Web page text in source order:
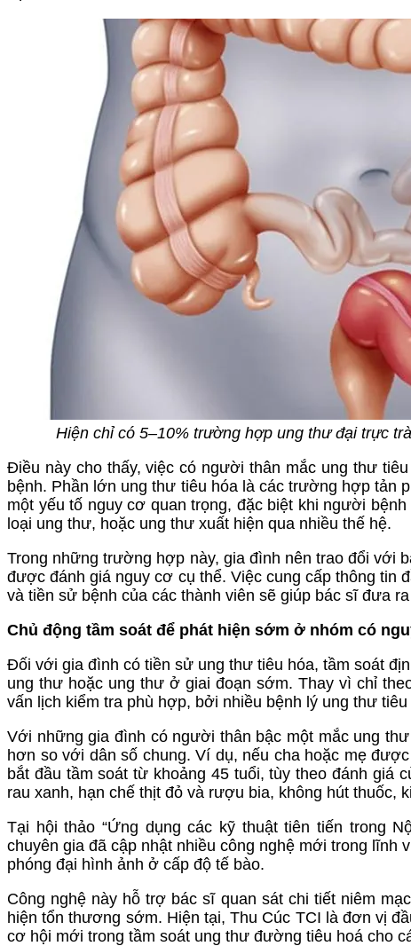
Hiện chỉ có 5–10% trường hợp ung thư đại trực
Điều này cho thấy, việc có người thân mắc ung thư
bệnh. Phần lớn ung thư tiêu hóa là các trường hợp tản
một yếu tố nguy cơ quan trọng, đặc biệt khi người
loại ung thư, hoặc ung thư xuất hiện qua nhiều thế hệ.
Trong những trường hợp này, gia đình nên trao đổi với
được đánh giá nguy cơ cụ thể. Việc cung cấp thông tin
và tiền sử bệnh của các thành viên sẽ giúp bác sĩ đưa
Chủ động tầm soát để phát hiện sớm ở nhóm có
Đối với gia đình có tiền sử ung thư tiêu hóa, tầm soát
ung thư hoặc ung thư ở giai đoạn sớm. Thay vì chỉ
vấn lịch kiểm tra phù hợp, bởi nhiều bệnh lý ung thư
Với những gia đình có người thân bậc một mắc ung
hơn so với dân số chung. Ví dụ, nếu cha hoặc mẹ
bắt đầu tầm soát từ khoảng 45 tuổi, tùy theo đánh giá
rau xanh, hạn chế thịt đỏ và rượu bia, không hút thuốc,
Tại hội thảo “Ứng dụng các kỹ thuật tiên tiến trong
chuyên gia đã cập nhật nhiều công nghệ mới trong lĩnh
phóng đại hình ảnh ở cấp độ tế bào.
Công nghệ này hỗ trợ bác sĩ quan sát chi tiết niêm
hiện tổn thương sớm. Hiện tại, Thu Cúc TCI là đơn vị
cơ hội mới trong tầm soát ung thư đường tiêu hoá cho